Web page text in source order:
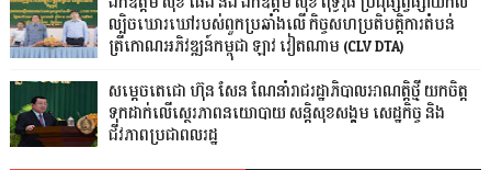
ល្បិចឃោរឃៅរបស់ពួកប្រឆាំងលើ កិច្ចសហប្រតិបត្តិការតំបន់
ត្រីកោណអភិវឌ្ឍន៍កម្ពុជា ឡាវ វៀតណាម (CLV DTA)
សម្តេចតេជោ ហ៊ុន សែន ណែនាំរាជរដ្ឋាភិបាលអាណត្តិថ្មី យកចិត្ត
ទុកដាក់លើស្ថេរភាពនយោបាយ សន្តិសុខសង្គម សេដ្ឋកិច្ច និង
ជីវភាពប្រជាពលរដ្ឋ